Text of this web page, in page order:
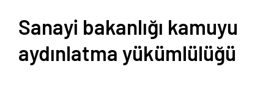
Sanayi bakanlığı kamuyu
aydınlatma yükümlülüğü